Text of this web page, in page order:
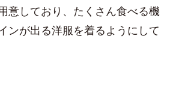
意しており、たくさん食べる機
ンが出る洋服を着るようにして